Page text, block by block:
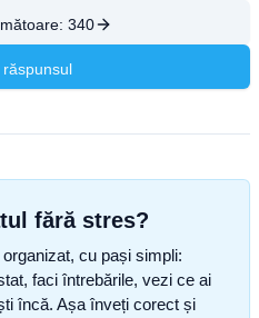
340
răspunsul
fără stres?
cu pași simpli:
faci întrebările, vezi ce ai
încă. Așa înveți corect și